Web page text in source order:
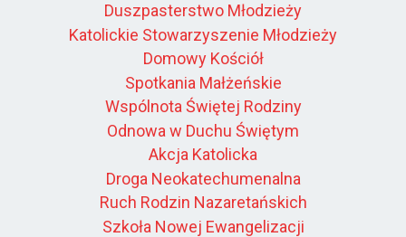
Duszpasterstwo Młodzieży
Katolickie Stowarzyszenie Młodzieży
Domowy Kościół
Spotkania Małżeńskie
Wspólnota Świętej Rodziny
Odnowa w Duchu Świętym
Akcja Katolicka
Droga Neokatechumenalna
Ruch Rodzin Nazaretańskich
Szkoła Nowej Ewangelizacji